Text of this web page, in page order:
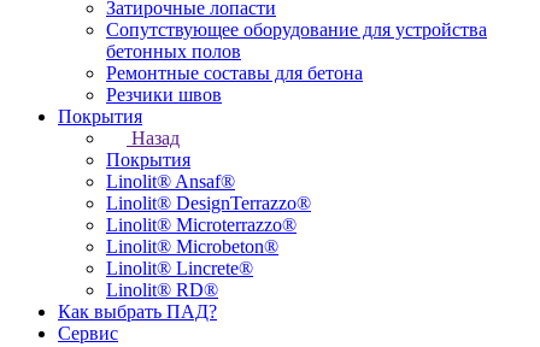
Затирочные лопасти
Сопутствующее оборудование для устройства
бетонных полов
Ремонтные составы для бетона
Резчики швов
Покрытия
Назад
Покрытия
Linolit® Ansaf®
Linolit® DesignTerrazzo®
Linolit® Microterrazzo®
Linolit® Microbeton®
Linolit® Lincrete®
Linolit® RD®
Как выбрать ПАД?
Сервис